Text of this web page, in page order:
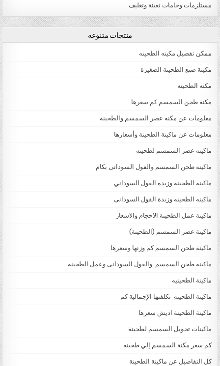
مستلزمات وخامات تعبئة وتغليف
منتجات متنوعه
ممكن تفصيل مكينه الطحينه
مكينة صنع الطحينة الصغيرة
مكنه الطحينه
مكنة طحن السمسم كم سعرها
معلومات عن مكنه عصر السمسم والطحينة
معلومات عن ماكينة الطحينة وأسعارها
ماكينه عصر السمسم لطحينه
ماكينه طحن السمسم والفول السودانى بكام
ماكينه الطحينه وزبده الفول السوداني
ماكينه الطحينه وزبدة الفول السودانى
ماكينة عمل الطحينة الاحجام والاسعار
ماكينة عصر السمسم (الطحينة)
ماكينة طحن السمسم كم وزنها وسعرها
ماكينة طحن السمسم والفول السودانى وعمل الطحينه
ماكينة الطحينيه
ماكينة الطحينه تكلفتها الإجمالية كم
ماكينة الطحينة اديش سعرها
ماكينات تحويل السمسم لطحينة
كم سعر مكنة السمسم إلي طحينه
كل التفاصيل عن ماكينة الطحينة